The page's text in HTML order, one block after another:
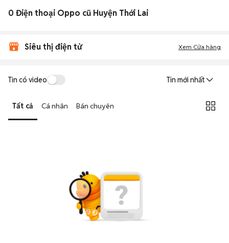
0 Điện thoại Oppo cũ Huyện Thới Lai
Siêu thị điện tử Xem Cửa hàng
Tin có video Tin mới nhất
Tất cả Cá nhân Bán chuyên